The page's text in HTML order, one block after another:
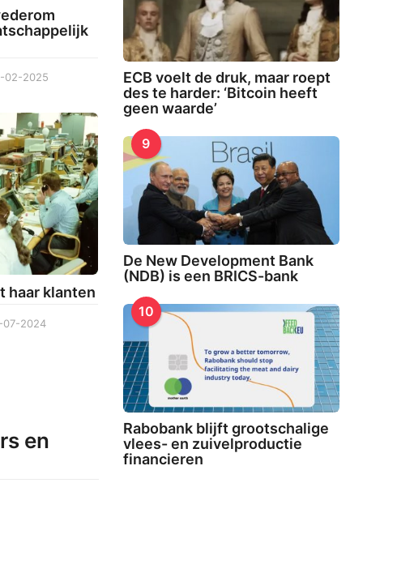
02-2025
0
2
-
2
0
2
5
haar klanten
07-20243
2
en
ECB voelt de druk, maar roept
des te harder: ‘Bitcoin heeft
geen waarde’
9
De New Development Bank
(NDB) is een BRICS-bank
10
Rabobank blijft grootschalige
vlees- en zuivelproductie
financieren